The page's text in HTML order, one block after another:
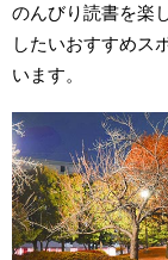
のんびり読書を楽
したいおすすめス
います。